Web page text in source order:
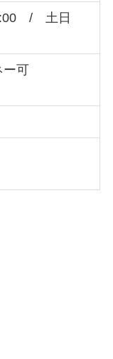
/ 土日
ー可